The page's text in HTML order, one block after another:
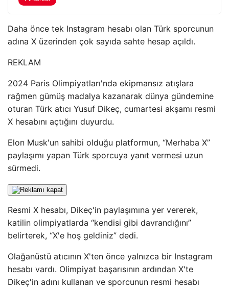
Daha önce tek Instagram hesabı olan Türk sporcunun
adına X üzerinden çok sayıda sahte hesap açıldı.
REKLAM
2024 Paris Olimpiyatları'nda ekipmansız atışlara
rağmen gümüş madalya kazanarak dünya gündemine
oturan Türk atıcı Yusuf Dikeç, cumartesi akşamı resmi
X hesabını açtığını duyurdu.
Elon Musk'un sahibi olduğu platformun, “Merhaba X”
paylaşımı yapan Türk sporcuya yanıt vermesi uzun
sürmedi.
Resmi X hesabı, Dikeç'in paylaşımına yer vererek,
katilin olimpiyatlarda “kendisi gibi davrandığını”
belirterek, “X'e hoş geldiniz” dedi.
Olağanüstü atıcının X'ten önce yalnızca bir Instagram
hesabı vardı. Olimpiyat başarısının ardından X'te
Dikeç'in adını kullanan ve sporcunun resmi hesabı